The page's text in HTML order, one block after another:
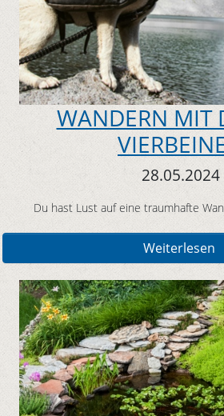
WANDERN MIT
28.05.2024
Du hast Lust auf eine traumhafte
Weiterlesen